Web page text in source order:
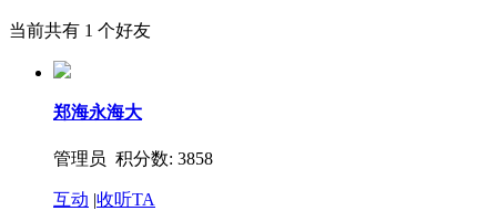
当前共有 1 个好友
郑海永海大
管理员 积分数: 3858
互动 |收听TA